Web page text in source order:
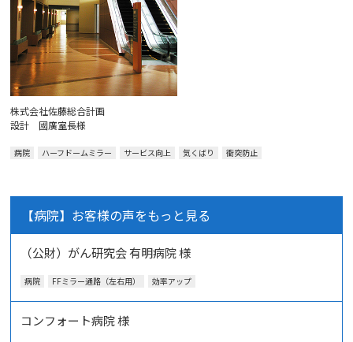
株式会社佐藤総合計画
設計 國廣室長様
病院 ハーフドームミラー サービス向上 気くばり 衝突防止
【病院】お客様の声をもっと見る
（公財）がん研究会 有明病院 様
病院 FFミラー通路（左右用） 効率アップ
コンフォート病院 様